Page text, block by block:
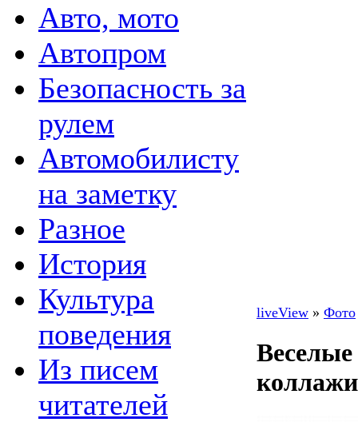
Авто, мото
Автопром
Безопасность за
рулем
Автомобилисту
на заметку
Разное
История
Культура
поведения
Из писем
читателей
liveView » Фото